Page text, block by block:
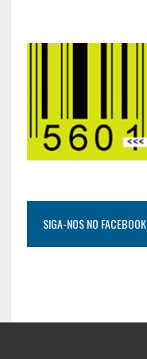
SIGA-NOS NO FACEBOOK